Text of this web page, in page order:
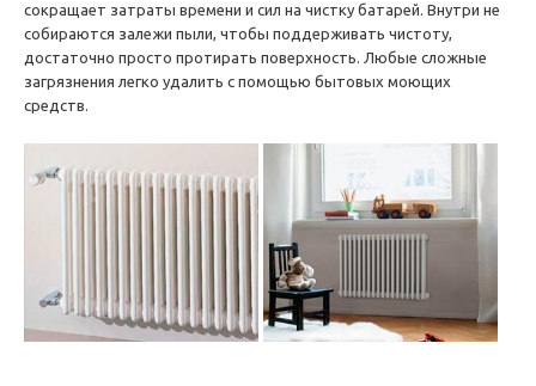
сокращает затраты времени и сил на чистку батарей. Внутри не
собираются залежи пыли, чтобы поддерживать чистоту,
достаточно просто протирать поверхность. Любые сложные
загрязнения легко удалить с помощью бытовых моющих
средств.